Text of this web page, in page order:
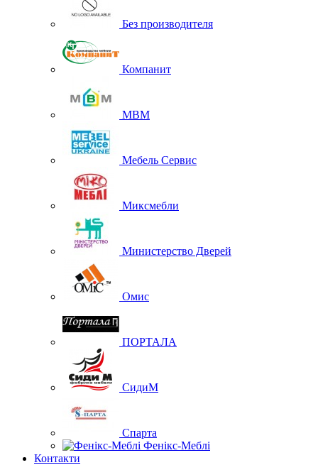
Без производителя
Компанит
МВМ
Мебель Сервис
Миксмебли
Министерство Дверей
Омис
ПОРТАЛА
СидиМ
Спарта
Фенікс-Меблі
Контакти